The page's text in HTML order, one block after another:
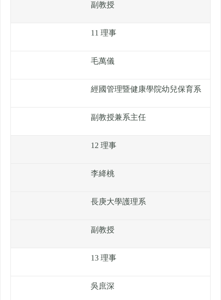
副教授
11 理事
毛萬儀
經國管理暨健康學院幼兒保育系
副教授兼系主任
12 理事
李絳桃
長庚大學護理系
副教授
13 理事
吳庶深